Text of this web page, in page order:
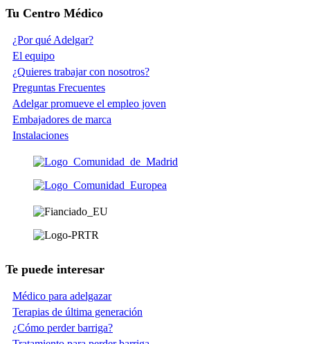
Tu Centro Médico
¿Por qué Adelgar?
El equipo
¿Quieres trabajar con nosotros?
Preguntas Frecuentes
Adelgar promueve el empleo joven
Embajadores de marca
Instalaciones
Te puede interesar
Médico para adelgazar
Terapias de última generación
¿Cómo perder barriga?